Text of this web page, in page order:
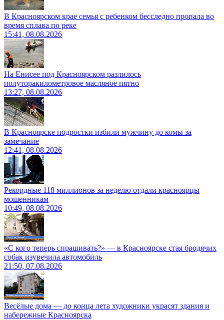
В Красноярском крае семья с ребенком бесследно пропала во
время сплава по реке
15:41, 08.08.2026
На Енисее под Красноярском разлилось
полуторакилометровое масляное пятно
13:27, 08.08.2026
В Красноярске подростки избили мужчину до комы за
замечание
12:41, 08.08.2026
Рекордные 118 миллионов за неделю отдали красноярцы
мошенникам
10:49, 08.08.2026
«С кого теперь спрашивать?» — в Красноярске стая бродячих
собак изувечила автомобиль
21:50, 07.08.2026
Весёлые дома — до конца лета художники украсят здания и
набережные Красноярска